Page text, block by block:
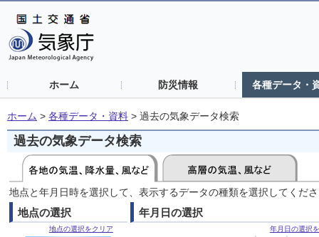
ホーム 防災情報 各種データ・
ホーム > 各種データ・資料 > 過去の気象データ検索
過去の気象データ検索
地点と年月日時を選択して、表示するデータの種類を選択してくだ
地点の選択
地点の選択をクリア
年月日の選択
年月日の選択